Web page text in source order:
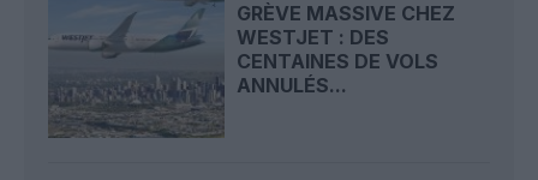
GRÈVE MASSIVE CHEZ
WESTJET : DES
CENTAINES DE VOLS
ANNULÉS...